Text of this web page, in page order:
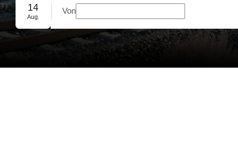
Gruppenbuchung
14
Aug.
Von